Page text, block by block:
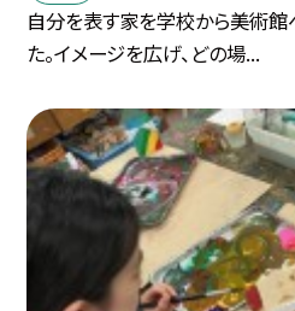
自分を表す家を学校から美術館
た。イメージを広げ、どの場...